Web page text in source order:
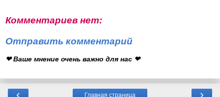
Комментариев нет:
Отправить комментарий
❤ Ваше мнение очень важно для нас ❤
Главная страница